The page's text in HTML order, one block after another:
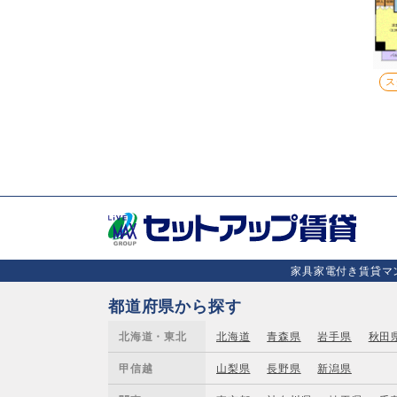
家具家電付き賃貸
都道府県から探す
北海道・東北 北海道 青森県 岩手県 秋田
甲信越 山梨県 長野県 新潟県